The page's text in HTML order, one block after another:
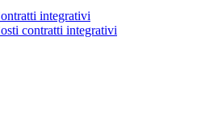
integrativi
contratti integrativi